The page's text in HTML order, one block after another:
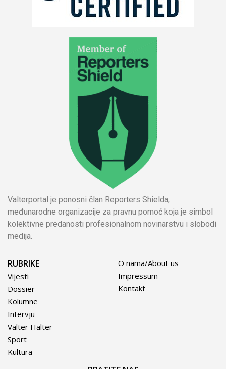
Valterportal je ponosni član Reporters Shielda,
međunarodne organizacije za pravnu pomoć koja je simbol
kolektivne predanosti profesionalnom novinarstvu i slobodi
medija.
RUBRIKE
Vijesti
Dossier
Kolumne
Intervju
Valter Halter
Sport
Kultura
O nama/About us
Impressum
Kontakt